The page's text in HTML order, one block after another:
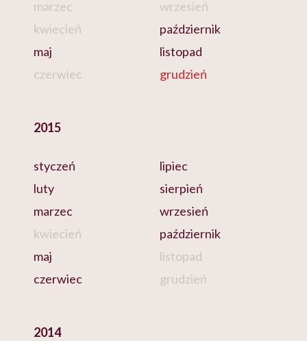
marzec
kwiecień
maj
czerwiec
wrzesień
październik
listopad
grudzień
2015
styczeń
luty
marzec
kwiecień
maj
czerwiec
lipiec
sierpień
wrzesień
październik
listopad
grudzień
2014